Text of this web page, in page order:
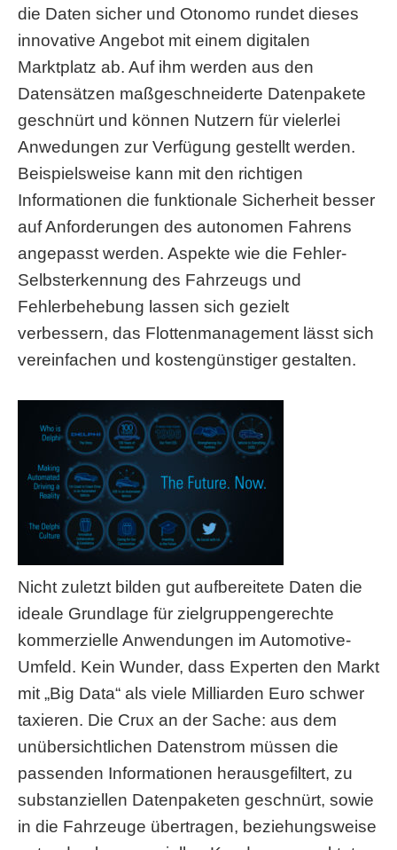
die Daten sicher und Otonomo rundet dieses
innovative Angebot mit einem digitalen
Marktplatz ab. Auf ihm werden aus den
Datensätzen maßgeschneiderte Datenpakete
geschnürt und können Nutzern für vielerlei
Anwedungen zur Verfügung gestellt werden.
Beispielsweise kann mit den richtigen
Informationen die funktionale Sicherheit besser
auf Anforderungen des autonomen Fahrens
angepasst werden. Aspekte wie die Fehler-
Selbsterkennung des Fahrzeugs und
Fehlerbehebung lassen sich gezielt
verbessern, das Flottenmanagement lässt sich
vereinfachen und kostengünstiger gestalten.
Nicht zuletzt bilden gut aufbereitete Daten die
ideale Grundlage für zielgruppengerechte
kommerzielle Anwendungen im Automotive-
Umfeld. Kein Wunder, dass Experten den Markt
mit „Big Data“ als viele Milliarden Euro schwer
taxieren. Die Crux an der Sache: aus dem
unübersichtlichen Datenstrom müssen die
passenden Informationen herausgefiltert, zu
substanziellen Datenpaketen geschnürt, sowie
in die Fahrzeuge übertragen, beziehungsweise